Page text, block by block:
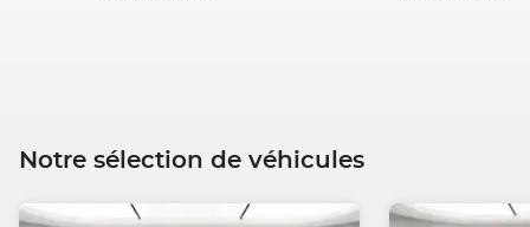
Notre sélection de véhicules